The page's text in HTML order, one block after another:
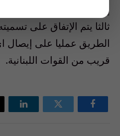
إحداث أي خرق في لائحة
ثالثا يتم الإتفاق على
الطريق عمليا على
قريب من القوات اللبنانية.
فيسبوك تويتر